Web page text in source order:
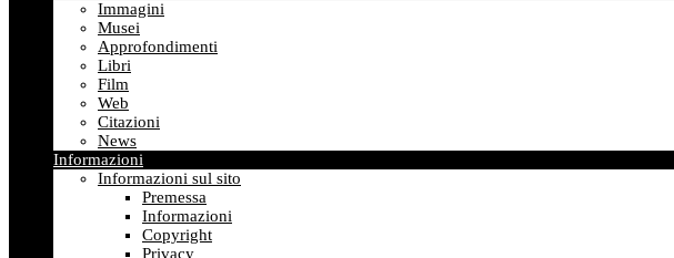
Immagini
Musei
Approfondimenti
Libri
Film
Web
Citazioni
News
Informazioni
Informazioni sul sito
Premessa
Informazioni
Copyright
Privacy